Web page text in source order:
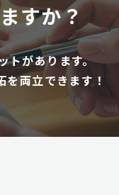
すか？
トがあります。
両立できます！